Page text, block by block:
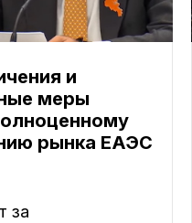
и
меры
рынка ЕАЭС
за